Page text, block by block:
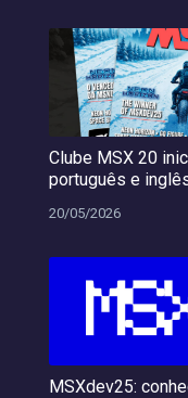
Clube MSX 20
português e
20/05/2026
MSXdev25: